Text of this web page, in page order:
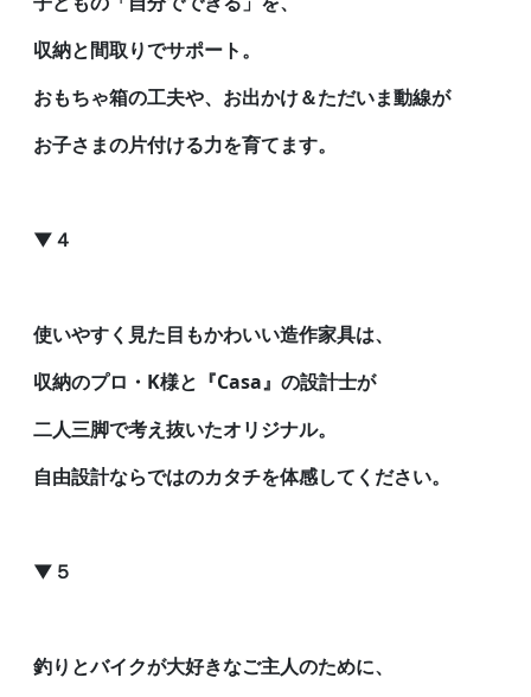
収納と間取りでサポート。
おもちゃ箱の工夫や、お出かけ＆ただいま動線が
お子さまの片付ける力を育てます。
▼４
使いやすく見た目もかわいい造作家具は、
収納のプロ・K様と『Casa』の設計士が
二人三脚で考え抜いたオリジナル。
自由設計ならではのカタチを体感してください。
▼５
釣りとバイクが大好きなご主人のために、